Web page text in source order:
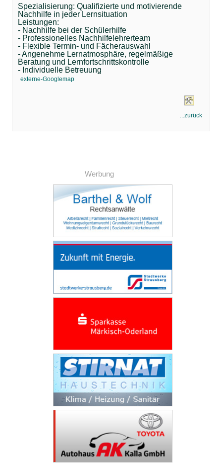
Spezialisierung: Qualifizierte und motivierende
Nachhilfe in jeder Lernsituation
Leistungen:
- Nachhilfe bei der Schülerhilfe
- Professionelles Nachhilfelehrerteam
- Flexible Termin- und Fächerauswahl
- Angenehme Lernatmosphäre, regelmäßige
Beratung und Lernfortschrittskontrolle
- Individuelle Betreuung
externe-Googlemap
...zurück
Werbung